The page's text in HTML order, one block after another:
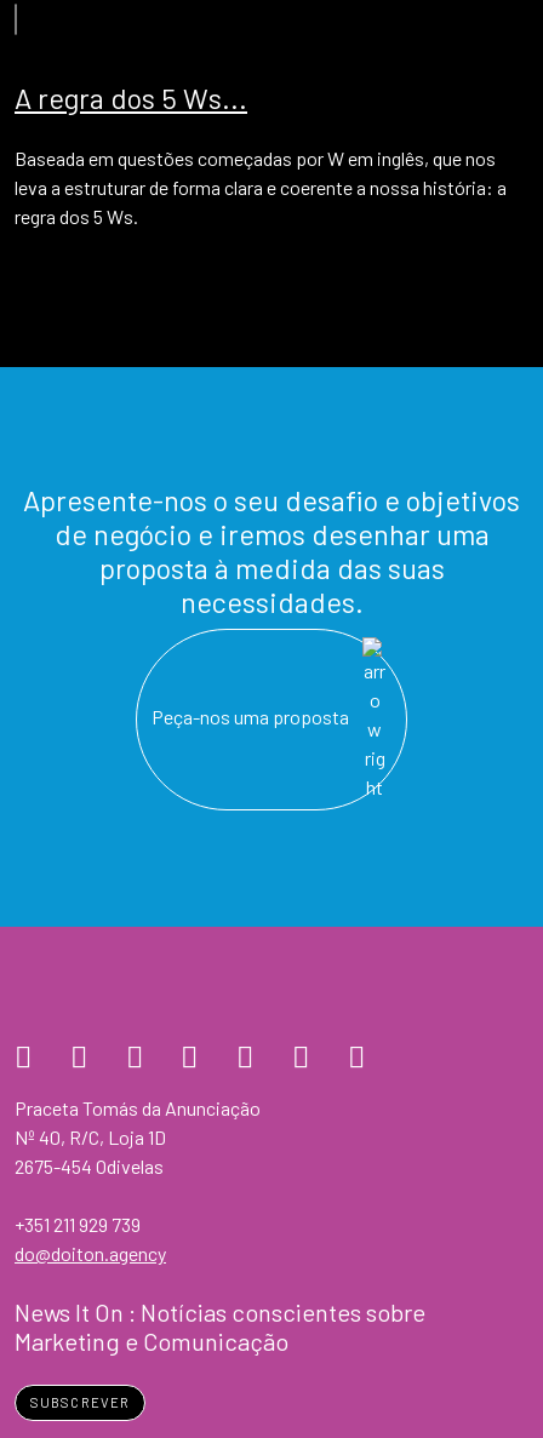
A regra dos 5 Ws...
Baseada em questões começadas por W em inglês, que nos
leva a estruturar de forma clara e coerente a nossa história: a
regra dos 5 Ws.
Apresente-nos o seu desafio e objetivos
de negócio e iremos desenhar uma
proposta à medida das suas
necessidades.
Peça-nos uma proposta
Praceta Tomás da Anunciação
Nº 40, R/C, Loja 1D
2675-454 Odivelas
+351 211 929 739
do@doiton.agency
News It On : Notícias conscientes sobre
Marketing e Comunicação
SUBSCREVER